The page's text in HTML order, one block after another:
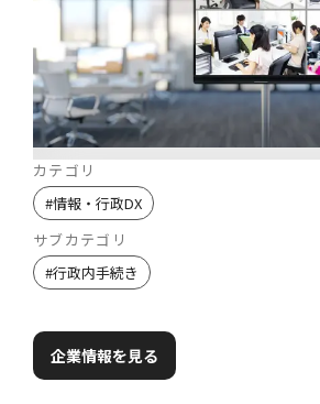
カテゴリ
#情報・行政DX
サブカテゴリ
#行政内手続き
企業情報を見る